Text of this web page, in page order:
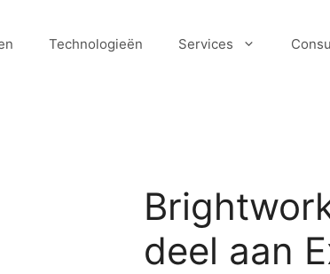
Technologieën Services
deel aan